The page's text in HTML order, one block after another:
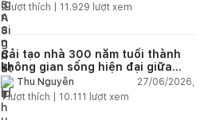
2lượt thích | 11.929 lượt xem
Cải tạo nhà 300 năm tuổi thành
không gian sống hiện đại giữa
thiên nhiên
Thu Nguyễn
27/06/2026,
1lượt thích | 10.111 lượt xem